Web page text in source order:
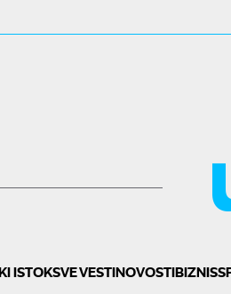
ISTOKSVE VESTINOVOSTIBIZNIS